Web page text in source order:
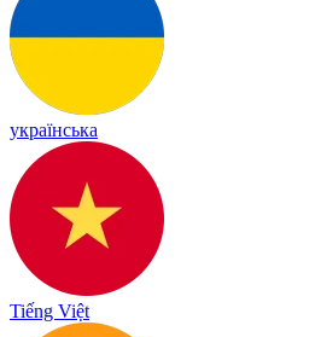
українська
Tiếng Việt